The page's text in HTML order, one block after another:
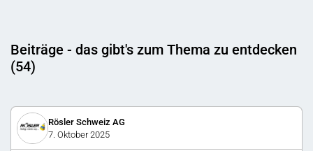
Beiträge - das gibt's zum Thema zu entdecken
(54)
Rösler Schweiz AG
7. Oktober 2025